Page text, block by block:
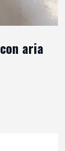
aria